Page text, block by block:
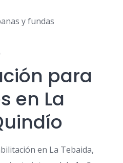
y fundas
para
en La
en La Tebaida,